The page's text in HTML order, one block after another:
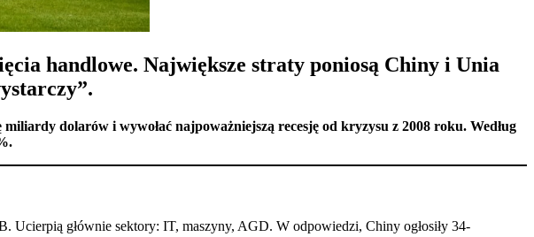
handlowe. Największe straty poniosą Chiny i Unia
dolarów i wywołać najpoważniejszą recesję od kryzysu z 2008 roku. Według
głównie sektory: IT, maszyny, AGD. W odpowiedzi, Chiny ogłosiły 34-